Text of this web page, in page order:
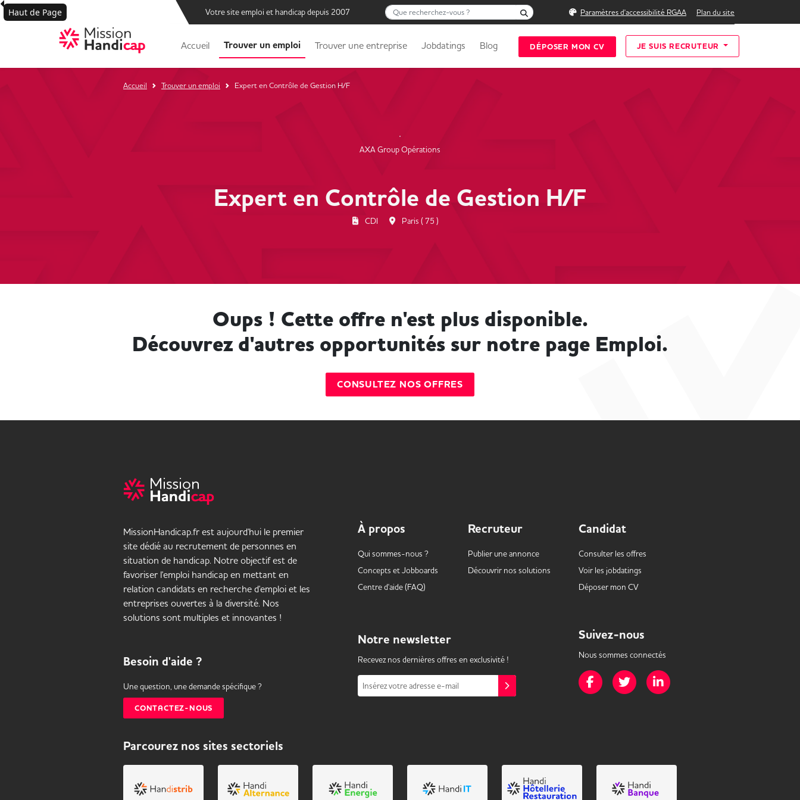
Votre site emploi et handicap depuis 2007 Que recherchez-vous ? Rechercher Paramètres d'accessibilité RGAA Plan du site
Accueil Trouver un emploi Trouver une entreprise Jobdatings Blog DÉPOSER MON CV JE SUIS RECRUTEUR
Accueil Trouver un emploi Expert en Contrôle de Gestion H/F
AXA Group Opérations
Expert en Contrôle de Gestion H/F
CDI Paris ( 75 )
Oups ! Cette offre n'est plus disponible.
Découvrez d'autres opportunités sur notre page Emploi.
CONSULTEZ NOS OFFRES
MissionHandicap.fr est aujourd'hui le premier
site dédié au recrutement de personnes en
situation de handicap. Notre objectif est de
favoriser l'emploi handicap en mettant en
relation candidats en recherche d'emploi et les
entreprises ouvertes à la diversité. Nos
solutions sont multiples et innovantes !
Besoin d'aide ?
Une question, une demande spécifique ?
CONTACTEZ-NOUS
À propos
Qui sommes-nous ?
Concepts etJobboards
Centre d'aide (FAQ)
Recruteur
Publier une annonce
Découvrir nos solutions
Candidat
Consulter les offres
Voir les jobdatings
Déposer mon CV
Notre newsletter
Recevez nos dernières offres en exclusivité !
Insérez votre adresse e-mail
Suivez-nous
Nous sommes connectés
Page Facebook de Mission Handicap
Page Twitter de Mission Handicap
Parcourez nos sites sectoriels
Haut de Page